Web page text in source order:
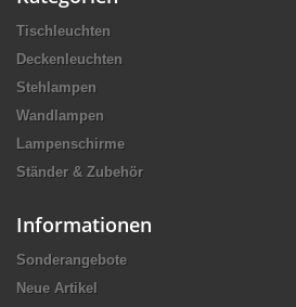
Tischleuchten
Deckenleuchten
Stehlampen
Wandlampen
Lampenschirme
Ständer & Zubehör
Informationen
Sonderangebote
Neue Artikel